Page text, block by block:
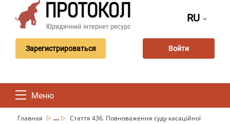
RU
Зарегистрироваться Войти
Меню
Главная ...
Стаття 436. Повноваження суду касаційної